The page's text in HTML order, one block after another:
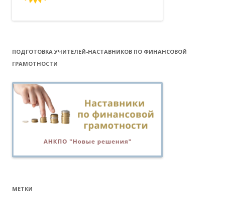
ПОДГОТОВКА УЧИТЕЛЕЙ-НАСТАВНИКОВ ПО ФИНАНСОВОЙ
ГРАМОТНОСТИ
МЕТКИ